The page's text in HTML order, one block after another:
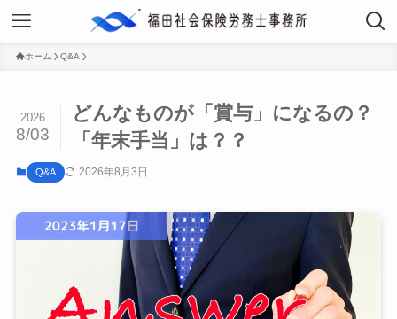
ホーム Q&A
どんなものが「賞与」になるの？
「年末手当」は？？
2026
8/03
Q&A 2026年8月3日